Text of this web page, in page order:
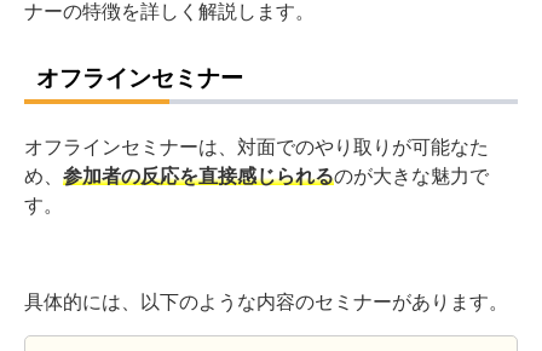
ナーの特徴を詳しく解説します。
オフラインセミナー
オフラインセミナーは、対面でのやり取りが可能なた
め、 参加者の反応を直接感じられるのが大きな魅力で
す。
具体的には、以下のような内容のセミナーがあります。